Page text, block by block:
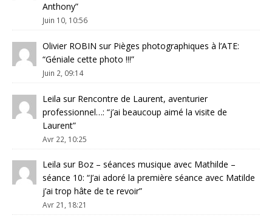
Anthony”
Juin 10, 10:56
Olivier ROBIN sur Pièges photographiques à l’ATE:
“Géniale cette photo !!!”
Juin 2, 09:14
Leila sur Rencontre de Laurent, aventurier
professionnel…: “j’ai beaucoup aimé la visite de
Laurent”
Avr 22, 10:25
Leila sur Boz – séances musique avec Mathilde –
séance 10: “J’ai adoré la première séance avec Matilde
j’ai trop hâte de te revoir”
Avr 21, 18:21